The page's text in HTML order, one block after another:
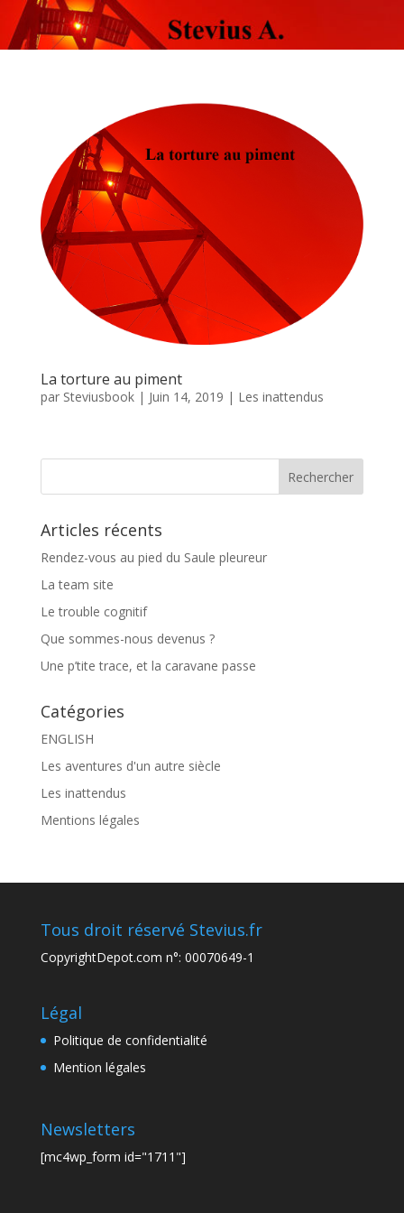
La torture au piment
par Steviusbook| Juin 14, 2019 | Les inattendus
Articles récents
Rendez-vous au pied du Saule pleureur
La team site
Le trouble cognitif
Que sommes-nous devenus ?
Une p’tite trace, et la caravane passe
Catégories
ENGLISH
Les aventures d'un autre siècle
Les inattendus
Mentions légales
Tous droit réservé Stevius.fr
CopyrightDepot.com n°: 00070649-1
Légal
Politique de confidentialité
Mention légales
Newsletters
[mc4wp_form id="1711"]